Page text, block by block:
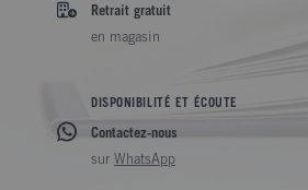
Retrait gratuit
en magasin
DISPONIBILITÉ ET ÉCOUTE
Contactez-nous
sur WhatsApp